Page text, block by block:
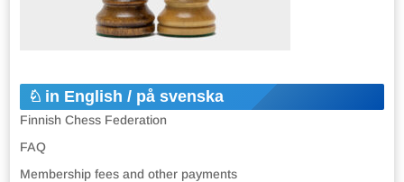
in English / på svenska
Finnish Chess Federation
FAQ
Membership fees and other payments